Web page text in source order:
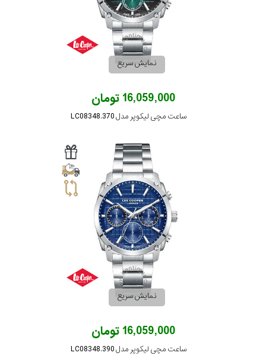
نمایش سریع
16,059,000 تومان
ساعت مچی لیکوپر مدل LC08348.370
نمایش سریع
16,059,000 تومان
ساعت مچی لیکوپر مدل LC08348.390